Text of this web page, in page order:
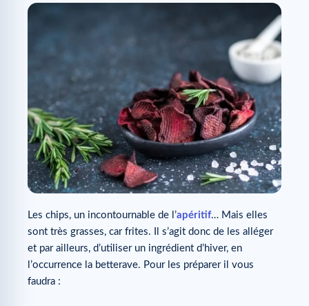
Les chips, un incontournable de l’apéritif… Mais elles
sont très grasses, car frites. Il s’agit donc de les alléger
et par ailleurs, d’utiliser un ingrédient d’hiver, en
l’occurrence la betterave. Pour les préparer il vous
faudra :